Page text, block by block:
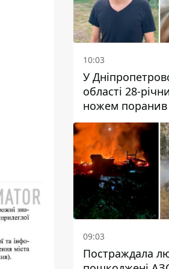
10:03
У
області 28-
ножем поранив
хлопця
09:03
Постраждала